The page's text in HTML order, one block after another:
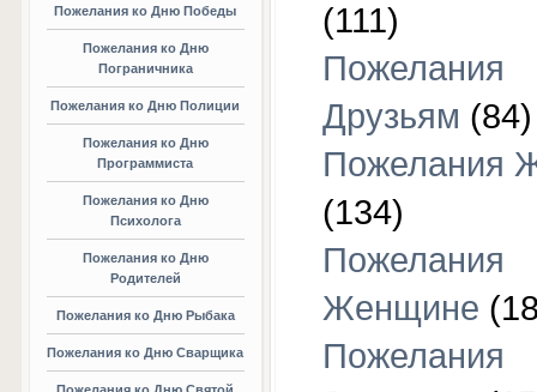
Пожелания ко Дню Победы
Пожелания ко Дню
Пограничника
Пожелания ко Дню Полиции
Пожелания ко Дню
Программиста
Пожелания ко Дню
Психолога
Пожелания ко Дню
Родителей
Пожелания ко Дню Рыбака
Пожелания ко Дню Сварщика
(111)
Пожелания
Друзьям (84)
Пожелания
(134)
Пожелания
Женщине
Пожелания